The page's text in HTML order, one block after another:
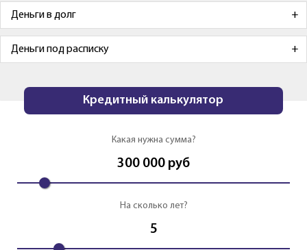
Деньги в долг
Деньги под расписку
Кредитный калькулятор
Какая нужна сумма?
300 000 руб
На сколько лет?
5